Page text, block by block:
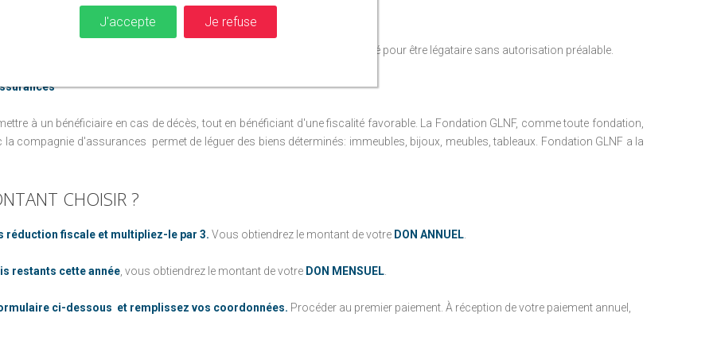
La Marque de Bienfaisance a la qualité pour être légataire sans autorisation préalable.
à un bénéficiaire en cas de décès, tout en bénéficiant d'une fiscalité favorable.
La Fondation GLNF, comme toute fondation,
la compagnie d'assurances permet de léguer des biens déterminés: immeubles, bijoux, meubles, tableaux. Fondation GLNF a la
CHOISIR ?
réduction fiscale et multipliez-le par 3. Vous obtiendrez le montant de votre DON ANNUEL
restants cette année , vous obtiendrez le montant de votre DON MENSUEL
ci-dessous et remplissez vos coordonnées. Procéder au premier paiement. À réception de votre paiement annuel,
J'accepte Je refuse